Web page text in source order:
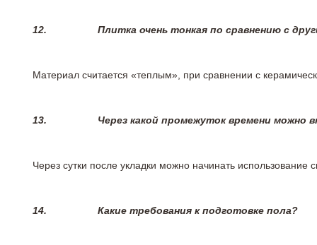
12. Плитка очень тонкая по сравнению с
Материал считается «теплым», при сравнении с
13. Через какой промежуток времени можно
Через сутки после укладки можно начинать
14. Какие требования к подготовке пола?